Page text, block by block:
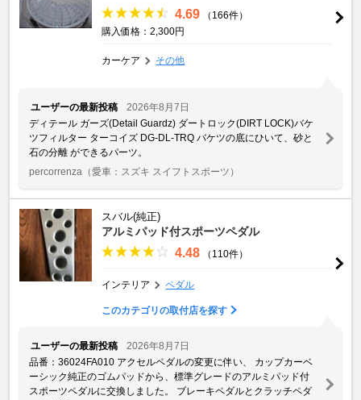
4.69
（166件）
購入価格：2,300円
カーケア その他
ユーザーの最新投稿
2026年8月7日
ディテール ガーズ(Detail Guardz) ダートロック(DIRT LOCK)バケ
ツフィルター ターコイズ DG-DL-TRQ バケツの底にひいて、砂と
石の分離 ができるパーツ。
percorrenza （愛車：スズキ スイフトスポーツ）
スバル(純正)
アルミパッド付スポーツペダル
4.48 （110件）
インテリア ペダル
このカテゴリの取付店を探す
ユーザーの最新投稿
2026年8月7日
品番：36024FA010 アクセルペダルの変更に伴い、 カップカーベ
ーシック純正のゴムパッドから、標準グレードのアルミパッド付
スポーツペダルに交換しました。 ブレーキペダルとクラッチペダ